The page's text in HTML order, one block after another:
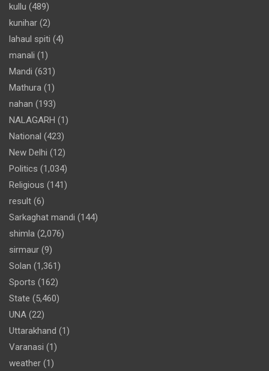
kullu (489)
kunihar (2)
lahaul spiti (4)
manali (1)
Mandi (631)
Mathura (1)
nahan (193)
NALAGARH (1)
National (423)
New Delhi (12)
Politics (1,034)
Religious (141)
result (6)
Sarkaghat mandi (144)
shimla (2,076)
sirmaur (9)
Solan (1,361)
Sports (162)
State (5,460)
UNA (22)
Uttarakhand (1)
Varanasi (1)
weather (1)